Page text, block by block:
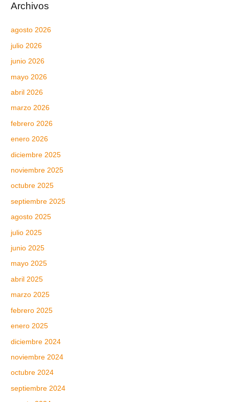
Archivos
agosto 2026
julio 2026
junio 2026
mayo 2026
abril 2026
marzo 2026
febrero 2026
enero 2026
diciembre 2025
noviembre 2025
octubre 2025
septiembre 2025
agosto 2025
julio 2025
junio 2025
mayo 2025
abril 2025
marzo 2025
febrero 2025
enero 2025
diciembre 2024
noviembre 2024
octubre 2024
septiembre 2024